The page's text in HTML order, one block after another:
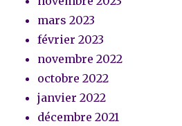
mars 2023
février 2023
novembre 2022
octobre 2022
janvier 2022
décembre 2021